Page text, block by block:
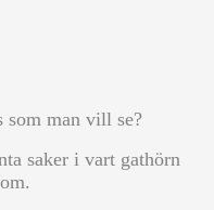
som man vill se?
saker i vart gathörn